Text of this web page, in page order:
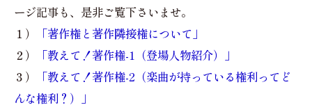
ージ記事も、是非ご覧下さいませ。
１）
「著作権と著作隣接権について」
２）
「教えて！著作権-1（登場人物紹介）」
３）
「教えて！著作権-2（楽曲が持っている権利ってど
んな権利？）」